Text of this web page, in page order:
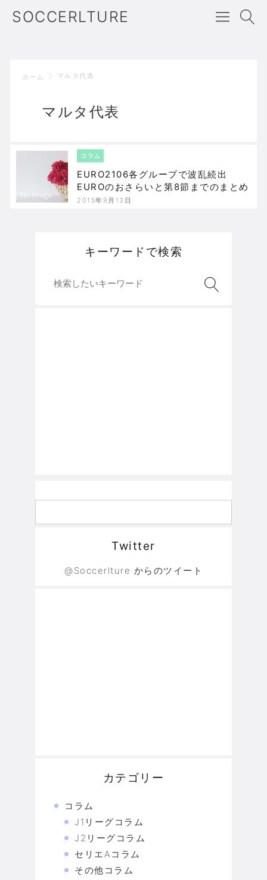
SOCCERLTURE
ホーム マルタ代表
マルタ代表
コラム
EURO2106各グループで波乱続出
EUROのおさらいと第8節までのまとめ
2015年9月13日
キーワードで検索
Twitter
@Soccerlture からのツイート
カテゴリー
コラム
J1リーグコラム
J2リーグコラム
セリエAコラム
その他コラム